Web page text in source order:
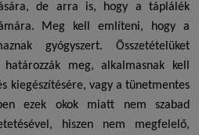
de arra is, hogy a táplálék
Meg kell említeni, hogy a
gyógyszert. Összetételüket
határozzák meg, alkalmasnak kell
kiegészítésére, vagy a tünetmentes
ezek okok miatt nem szabad
hiszen nem megfelelő,